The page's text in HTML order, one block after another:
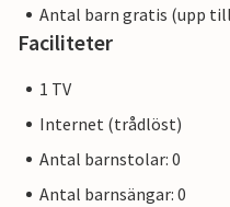
Antal barn gratis (upp till
Faciliteter
1 TV
Internet (trådlöst)
Antal barnstolar: 0
Antal barnsängar: 0